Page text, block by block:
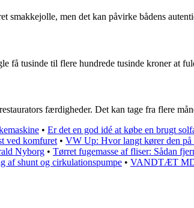
smakkejolle, men det kan påvirke bådens
få tusinde til flere hundrede tusinde kroner at
færdigheder. Det kan tage fra flere
• Er det en god idé at købe en brugt
ved komfuret • VW Up: Hvor langt kører den på
Nyborg • Tørret fugemasse af fliser: Sådan
af shunt og cirkulationspumpe • VANDTÆT